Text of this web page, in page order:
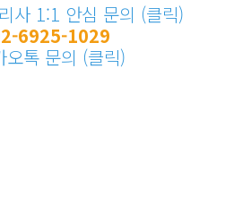
사 1:1 안심 문의 (클릭)
6925-1029
오톡 문의 (클릭)